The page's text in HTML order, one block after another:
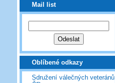
Mail list
Oblíbené odkazy
Sdružení válečných veteránů